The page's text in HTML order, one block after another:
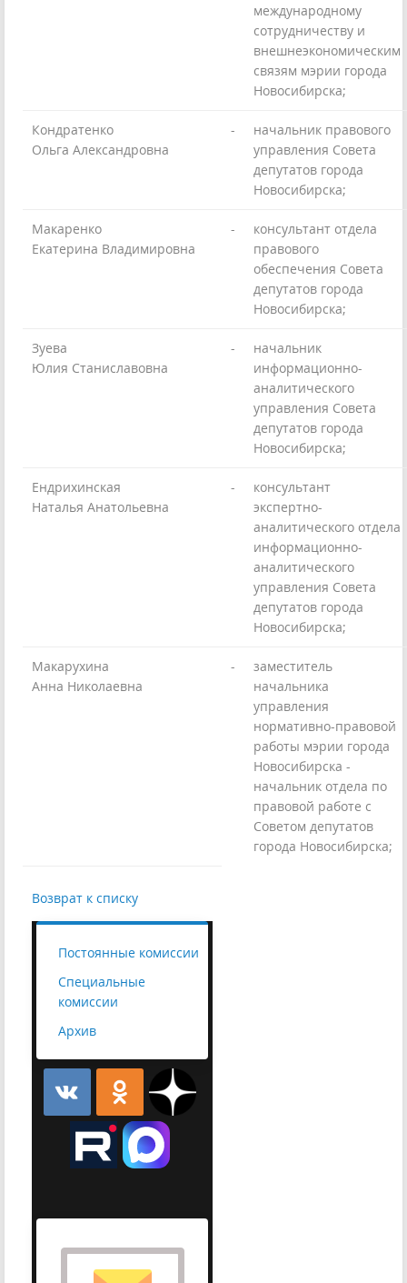
международному
сотрудничеству и
внешнеэкономическим
связям мэрии города
Новосибирска;
Кондратенко
Ольга Александровна
-
начальник правового
управления Совета
депутатов города
Новосибирска;
Макаренко
Екатерина Владимировна
-
консультант отдела
правового
обеспечения Совета
депутатов города
Новосибирска;
Зуева
Юлия Станиславовна
-
начальник
информационно-
аналитического
управления Совета
депутатов города
Новосибирска;
Ендрихинская
Наталья Анатольевна
-
консультант
экспертно-
аналитического отдела
информационно-
аналитического
управления Совета
депутатов города
Новосибирска;
Макарухина
Анна Николаевна
-
заместитель
начальника
управления
нормативно-правовой
работы мэрии города
Новосибирска -
начальник отдела по
правовой работе с
Советом депутатов
города Новосибирска;
Возврат к списку
Постоянные комиссии
Специальные
комиссии
Архив